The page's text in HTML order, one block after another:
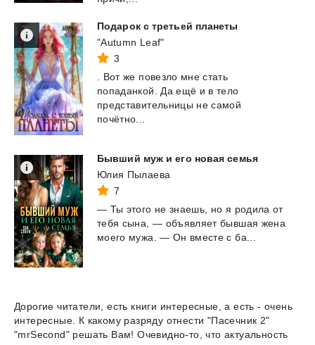
Подарок с третьей планеты
"Autumn Leaf"
3
. Вот же повезло мне стать
попаданкой. Да ещё и в тело
представительницы не самой
почётно...
Бывший муж и его новая семья
Юлия Пылаева
7
— Ты этого не знаешь, но я родила от
тебя сына, — объявляет бывшая жена
моего мужа. — Он вместе с ба...
Дорогие читатели, есть книги интересные, а есть - очень
интересные. К какому разряду отнести "Пасечник 2"
"mrSecond" решать Вам! Очевидно-то, что актуальность